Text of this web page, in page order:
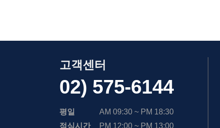
고객센터
02) 575-6144
평일
AM 09:30 ~ PM 18:30
점심시간
PM 12:00 ~ PM 13:00